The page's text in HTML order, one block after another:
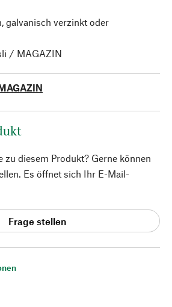
galvanisch verzinkt oder
/ MAGAZIN
zu diesem Produkt? Gerne können
Es öffnet sich Ihr E-Mail-
Frage stellen